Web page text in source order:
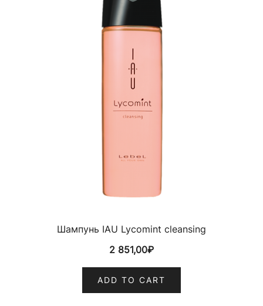
Шампунь IAU Lycomint cleansing
2 851,00₽
ADD TO CART